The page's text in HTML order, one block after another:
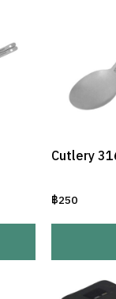
Cutlery
฿250